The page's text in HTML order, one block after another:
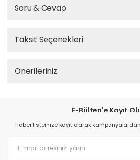
Soru & Cevap
Taksit Seçenekleri
Önerileriniz
E-Bülten'e Kayıt
Haber listemize kayıt olarak